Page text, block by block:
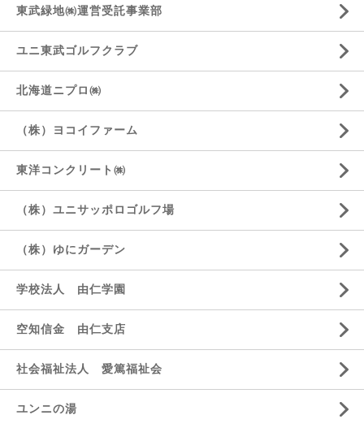
東武緑地㈱運営受託事業部
ユニ東武ゴルフクラブ
北海道ニプロ㈱
（株）ヨコイファーム
東洋コンクリート㈱
（株）ユニサッポロゴルフ場
（株）ゆにガーデン
学校法人 由仁学園
空知信金 由仁支店
社会福祉法人 愛篤福祉会
ユンニの湯